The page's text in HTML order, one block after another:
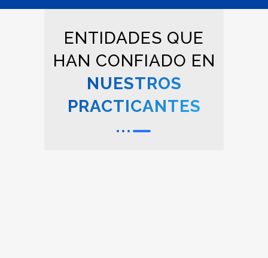
ENTIDADES QUE
HAN CONFIADO EN
NUESTROS
PRACTICANTES